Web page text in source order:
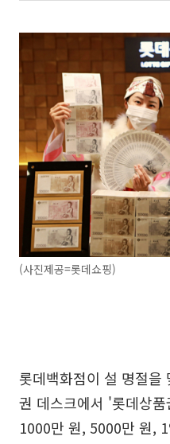
(사진제공=롯데쇼핑)
롯데백화점이 설 명절을
권 데스크에서 '롯데상
1000만 원, 5000만 원,